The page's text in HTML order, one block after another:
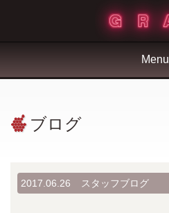
Menu
ブログ
2017.06.26 スタッフブログ